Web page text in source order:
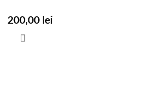
200,00 lei